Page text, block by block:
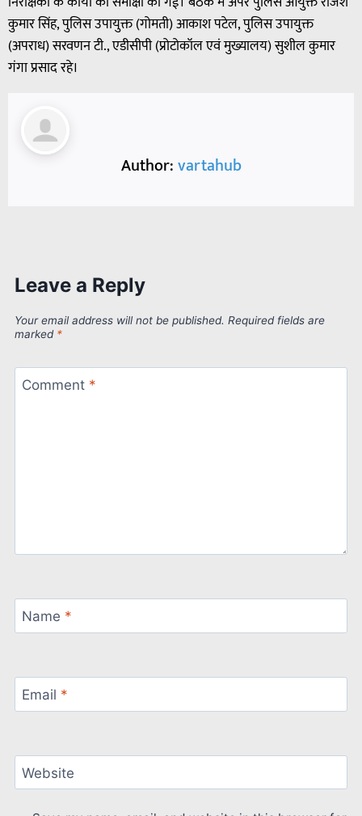
कुमार सिंह, पुलिस उपायुक्त (गोमती) आकाश पटेल, पुलिस उपायुक्त
(अपराध) सरवणन टी., एडीसीपी (प्रोटोकॉल एवं मुख्यालय) सुशील कुमार
गंगा प्रसाद रहे।
Author:vartahub
Leave a Reply
Your email address will not be published. Required fields are
marked *
Comment *
Name *
Email *
Website